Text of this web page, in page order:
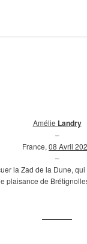
Amélie Landry
–
France, 08 Avril
–
la Zad de la Dune,
plaisance de